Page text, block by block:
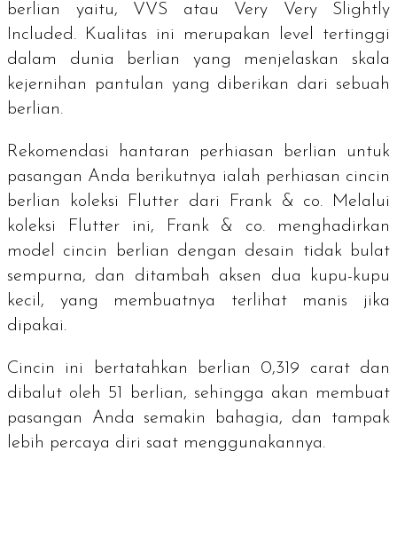
berlian yaitu, VVS atau Very Very Slightly
Included. Kualitas ini merupakan level tertinggi
dalam dunia berlian yang menjelaskan skala
kejernihan pantulan yang diberikan dari sebuah
berlian.
Rekomendasi hantaran perhiasan berlian untuk
pasangan Anda berikutnya ialah perhiasan cincin
berlian koleksi Flutter dari Frank & co. Melalui
koleksi Flutter ini, Frank & co. menghadirkan
model cincin berlian dengan desain tidak bulat
sempurna, dan ditambah aksen dua kupu-kupu
kecil, yang membuatnya terlihat manis jika
dipakai.
Cincin ini bertatahkan berlian 0,319 carat dan
dibalut oleh 51 berlian, sehingga akan membuat
pasangan Anda semakin bahagia, dan tampak
lebih percaya diri saat menggunakannya.